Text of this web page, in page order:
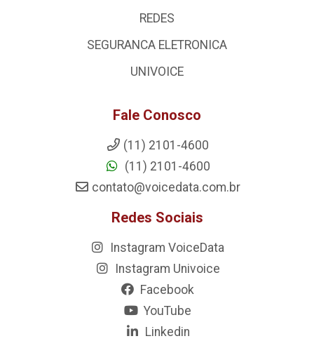
REDES
SEGURANCA ELETRONICA
UNIVOICE
Fale Conosco
(11) 2101-4600
(11) 2101-4600
contato@voicedata.com.br
Redes Sociais
Instagram VoiceData
Instagram Univoice
Facebook
YouTube
Linkedin